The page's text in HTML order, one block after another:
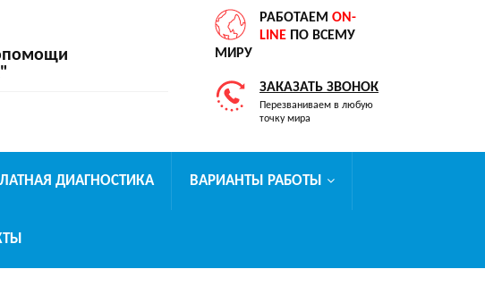
РАБОТАЕМ ON-
LINE ПО ВСЕМУ
МИРУ
ЗАКАЗАТЬ ЗВОНОК
Перезваниваем в любую
точку мира
ДИАГНОСТИКА ВАРИАНТЫ РАБОТЫ